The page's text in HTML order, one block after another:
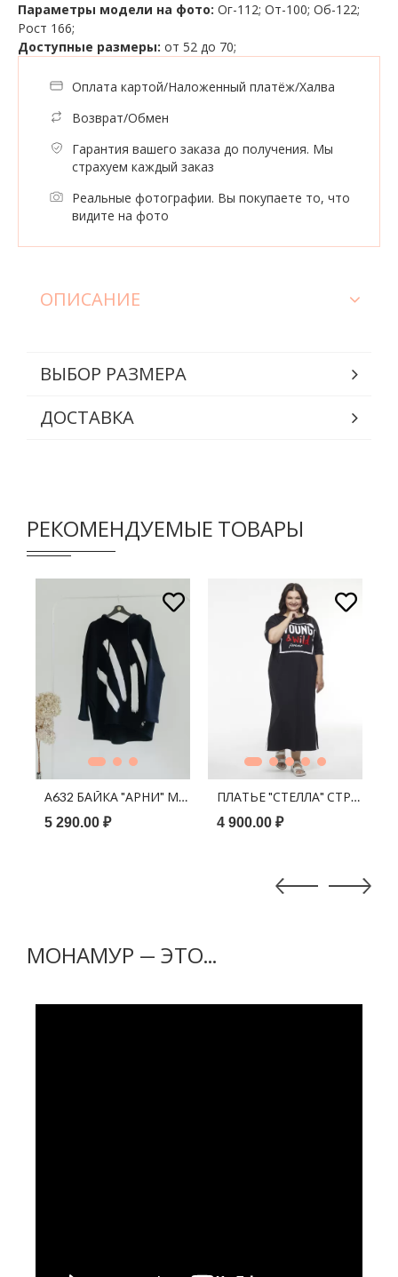
Параметры модели на фото: Ог-112; От-100; Об-122;
Рост 166;
Доступные размеры: от 52 до 70;
Оплата картой/Наложенный платёж/Халва
Возврат/Обмен
Гарантия вашего заказа до получения. Мы
страхуем каждый заказ
Реальные фотографии. Вы покупаете то, что
видите на фото
ОПИСАНИЕ
ВЫБОР РАЗМЕРА
ДОСТАВКА
РЕКОМЕНДУЕМЫЕ ТОВАРЫ
БЕЛЫЙ
В КОРЗИНУ
А632 БАЙКА "АРНИ" МАЗКИ КРАСКИ ЧЁРНЫЙ
5 290.00 ₽
В КОРЗИНУ
ПЛАТЬЕ "СТЕЛЛА" СТРОПА
4 900.00 ₽
МОНАМУР — ЭТО...